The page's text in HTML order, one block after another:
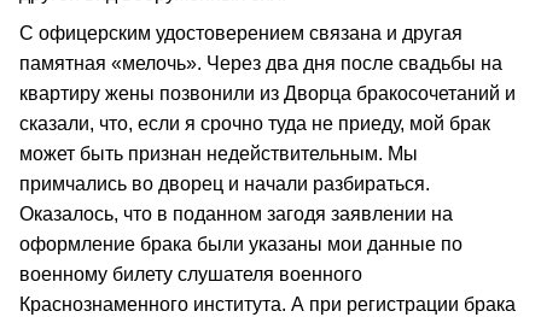
С офицерским удостоверением связана и другая
памятная «мелочь». Через два дня после свадьбы на
квартиру жены позвонили из Дворца бракосочетаний и
сказали, что, если я срочно туда не приеду, мой брак
может быть признан недействительным. Мы
примчались во дворец и начали разбираться.
Оказалось, что в поданном загодя заявлении на
оформление брака были указаны мои данные по
военному билету слушателя военного
Краснознаменного института. А при регистрации брака